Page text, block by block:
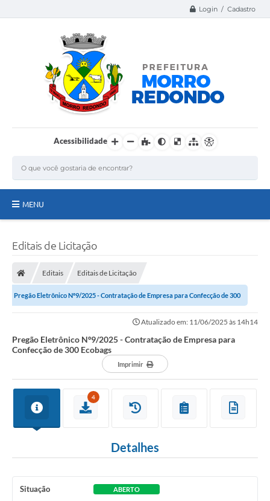
Login / Cadastro
Acessibilidade
MENU
Secretarias
Serviços Online
Ouvidoria
Editais de Licitação
Editais Editais de Licitação
Pregão Eletrônico Nº9/2025 - Contratação de Empresa para Confecção de 300
Atualizado em: 11/06/2025 às 14h14
Pregão Eletrônico Nº9/2025 - Contratação de Empresa para
Confecção de 300 Ecobags
Imprimir
4
Detalhes
Situação ABERTO